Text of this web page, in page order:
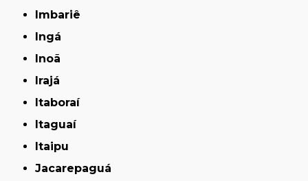
Imbariê
Ingá
Inoã
Irajá
Itaboraí
Itaguaí
Itaipu
Jacarepaguá